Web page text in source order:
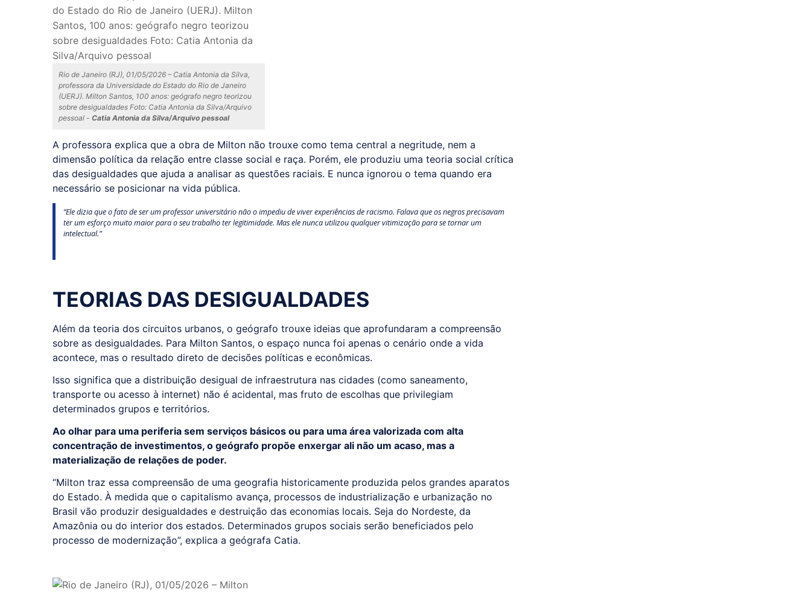
Rio de Janeiro (RJ), 01/05/2026 – Catia Antonia da Silva,
professora da Universidade do Estado do Rio de Janeiro
(UERJ). Milton Santos, 100 anos: geógrafo negro teorizou
sobre desigualdades Foto: Catia Antonia da Silva/Arquivo
pessoal - Catia Antonia da Silva/Arquivo pessoal
A professora explica que a obra de Milton não trouxe como tema central a negritude, nem a
dimensão política da relação entre classe social e raça. Porém, ele produziu uma teoria social crítica
das desigualdades que ajuda a analisar as questões raciais. E nunca ignorou o tema quando era
necessário se posicionar na vida pública.
“Ele dizia que o fato de ser um professor universitário não o impediu de viver experiências de racismo. Falava que os negros precisavam
ter um esforço muito maior para o seu trabalho ter legitimidade. Mas ele nunca utilizou qualquer vitimização para se tornar um
intelectual.”
TEORIAS DAS DESIGUALDADES
Além da teoria dos circuitos urbanos, o geógrafo trouxe ideias que aprofundaram a compreensão
sobre as desigualdades. Para Milton Santos, o espaço nunca foi apenas o cenário onde a vida
acontece, mas o resultado direto de decisões políticas e econômicas.
Isso significa que a distribuição desigual de infraestrutura nas cidades (como saneamento,
transporte ou acesso à internet) não é acidental, mas fruto de escolhas que privilegiam
determinados grupos e territórios.
Ao olhar para uma periferia sem serviços básicos ou para uma área valorizada com alta
concentração de investimentos, o geógrafo propõe enxergar ali não um acaso, mas a
materialização de relações de poder.
“Milton traz essa compreensão de uma geografia historicamente produzida pelos grandes aparatos
do Estado. À medida que o capitalismo avança, processos de industrialização e urbanização no
Brasil vão produzir desigualdades e destruição das economias locais. Seja do Nordeste, da
Amazônia ou do interior dos estados. Determinados grupos sociais serão beneficiados pelo
processo de modernização”, explica a geógrafa Catia.